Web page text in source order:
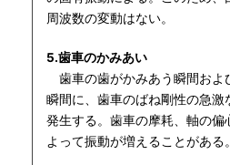
周波数の変動はない。
5.歯車のかみあい
歯車の歯がかみあう瞬間およ
瞬間に、歯車のばね剛性の急激
発生する。歯車の摩耗、軸の偏
よって振動が増えることがある。